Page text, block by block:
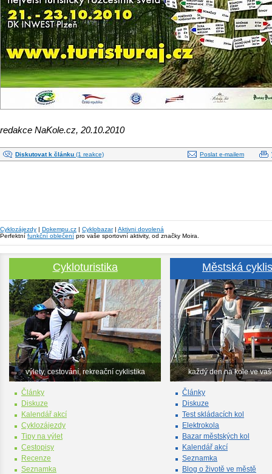
redakce NaKole.cz, 20.10.2010
Diskutovat k článku (1 reakce) Poslat e-mailem
Cyklozájezdy | Dokempu.cz | Cyklobazar| Aktivni dovolená
Perfektní funkční oblečení pro vaše sportovní aktivity, od značky Moira.
Cykloturistika
výlety, cestování, rekreační cyklistika
Články
Diskuze
Kalendář akcí
Cyklozájezdy
Tipy na výlet
Cestopisy
Recenze
Seznamka
Městská
každý den na kole ve
Články
Diskuze
Test skládacích kol
Elektrokola
Bazar městských kol
Kalendář akcí
Seznamka
Blog o životě ve městě